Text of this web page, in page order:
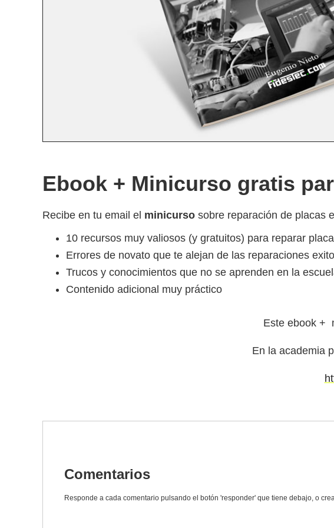
Ebook + Minicurso gratis
Recibe en tu email el minicurso sobre reparación de placas
10 recursos muy valiosos (y gratuitos) para reparar
Errores de novato que te alejan de las reparaciones
Trucos y conocimientos que no se aprenden en la
Contenido adicional muy práctico
Este ebook +
En la academia
Comentarios